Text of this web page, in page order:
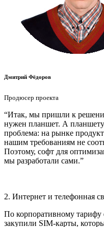
Дмитрий Фёдоров
Продюсер проекта
“Итак, мы пришли к
нужен планшет. А
проблема: на рынке
нашим требованиям не
Поэтому, софт для
мы разработали сами.”
2. Интернет и телефонная
По корпоративному тарифу
закупили SIM-карты,